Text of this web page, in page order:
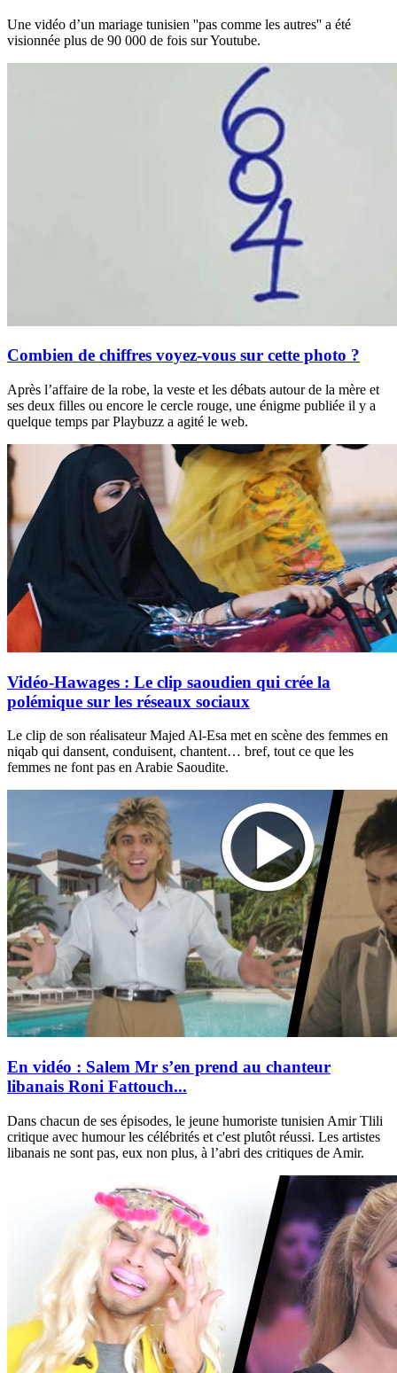
Une vidéo d’un mariage tunisien ''pas comme les autres'' a été
visionnée plus de 90 000 de fois sur Youtube.
Combien de chiffres voyez-vous sur cette photo ?
Après l’affaire de la robe, la veste et les débats autour de la mère et
ses deux filles ou encore le cercle rouge, une énigme publiée il y a
quelque temps par Playbuzz a agité le web.
Vidéo-Hawages : Le clip saoudien qui crée la
polémique sur les réseaux sociaux
Le clip de son réalisateur Majed Al-Esa met en scène des femmes en
niqab qui dansent, conduisent, chantent… bref, tout ce que les
femmes ne font pas en Arabie Saoudite.
En vidéo : Salem Mr s’en prend au chanteur
libanais Roni Fattouch...
Dans chacun de ses épisodes, le jeune humoriste tunisien Amir Tlili
critique avec humour les célébrités et c'est plutôt réussi. Les artistes
libanais ne sont pas, eux non plus, à l’abri des critiques de Amir.